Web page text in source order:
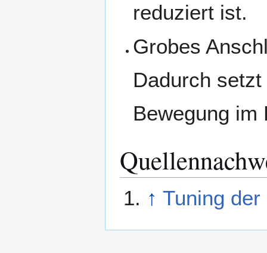
reduziert ist.
Grobes
Dadurch
Bewegung im
↑ Tuning